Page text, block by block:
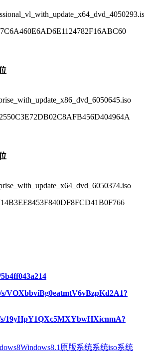
VOXbbviBg0eatmtV6vBzpKd2A1?
19yHpY1QXc5MXYbwHXicnmA?
Windows8.1 原版系统系统iso系统